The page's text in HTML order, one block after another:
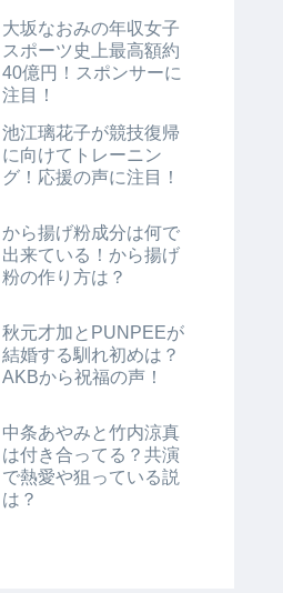
大坂なおみの年収女子
スポーツ史上最高額約
40億円！スポンサーに
注目！
池江璃花子が競技復帰
に向けてトレーニン
グ！応援の声に注目！
から揚げ粉成分は何で
出来ている！から揚げ
粉の作り方は？
秋元才加とPUNPEEが
結婚する馴れ初めは？
AKBから祝福の声！
中条あやみと竹内涼真
は付き合ってる？共演
で熱愛や狙っている説
は？